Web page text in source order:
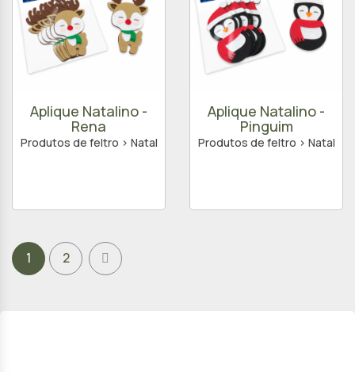
Aplique Natalino -
Rena
Produtos de feltro > Natal
Aplique Natalino -
Pinguim
Produtos de feltro > Natal
1 2